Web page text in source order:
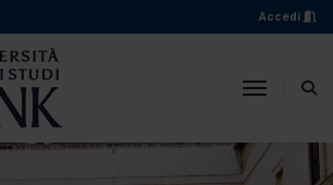
Accedi
toggle